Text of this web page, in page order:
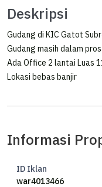
Deskripsi
Gudang di KIC Gatot
Gudang masih dalam
Ada Office 2 lantai Luas
Lokasi bebas banjir
Informasi
ID Iklan
war4013466